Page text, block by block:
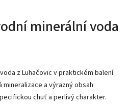
minerální voda
z Luhačovic v praktickém balení
mineralizace a výrazný obsah
chuť a perlivý charakter.